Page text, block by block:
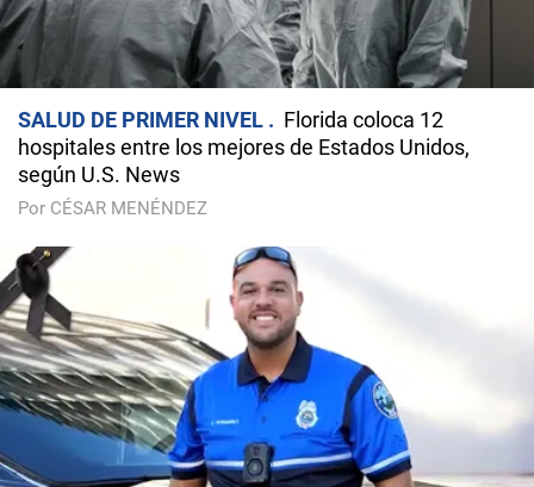
SALUD DE PRIMER NIVEL
Florida coloca 12
hospitales entre los mejores de Estados Unidos,
según U.S. News
Por CÉSAR MENÉNDEZ